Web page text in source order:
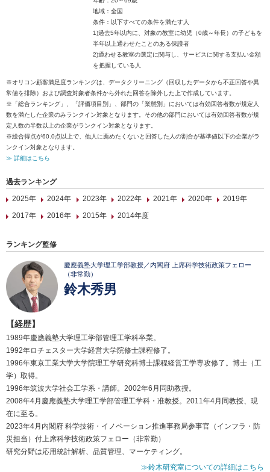
地域：全国
条件：以下すべての条件を満たす人
1)過去5年以内に、対象の教室に幼児（0歳～年長）の子どもを
半年以上通わせたことのある保護者
2)通わせる教室の選定に関与し、サービスに関する支払い金額
を把握している人
※オリコン顧客満足度ランキングは、データクリーニング（回収したデータから不正回答や異
常値を排除）および調査対象者条件から外れた回答を除外した上で作成しています。
※「総合ランキング」、「評価項目別」、部門の「業態別」においては有効回答者数が規定人
数を満たした企業のみランクイン対象となります。その他の部門においては有効回答者数が規
定人数の半数以上の企業がランクイン対象となります。
※総合得点が60.0点以上で、他人に薦めたくないと回答した人の割合が基準値以下の企業がラ
ンクイン対象となります。
≫ 詳細はこちら
過去ランキング
2025年
2024年 2023年 2022年 2021年 2020年
2019年
2017年
2016年 2015年 2014年度
ランキング監修
慶應義塾大学理工学部教授／内閣府 上席科学技術政策フェロー
（非常勤）
鈴木秀男
【経歴】
1989年慶應義塾大学理工学部管理工学科卒業。
1992年ロチェスター大学経営大学院修士課程修了。
1996年東京工業大学大学院理工学研究科博士課程経営工学専攻修了。博士（工
学）取得。
1996年筑波大学社会工学系・講師。2002年6月同助教授。
2008年4月慶應義塾大学理工学部管理工学科・准教授。2011年4月同教授、現
在に至る。
2023年4月内閣府 科学技術・イノベーション推進事務局参事官（インフラ・防
災担当）付上席科学技術政策フェロー（非常勤）
研究分野は応用統計解析、品質管理、マーケティング。
≫鈴木研究室についての詳細はこちら